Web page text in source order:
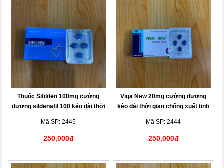
Thuốc Sifilden 100mg cường
dương sildenafil 100 kéo dài thời
Mã SP: 2445
250,000đ
Viga New 20mg cường dương
kéo dài thời gian chống xuất tinh
Mã SP: 2444
250,000đ